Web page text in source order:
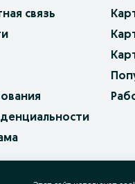
связь